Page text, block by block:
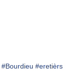
#Bourdieu #eretièrs